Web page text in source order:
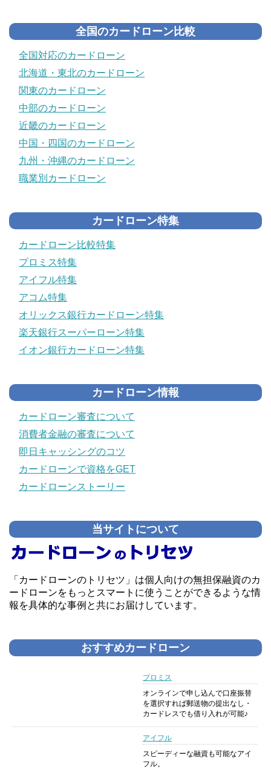
全国のカードローン比較
全国対応のカードローン
北海道・東北のカードローン
関東のカードローン
中部のカードローン
近畿のカードローン
中国・四国のカードローン
九州・沖縄のカードローン
職業別カードローン
カードローン特集
カードローン比較特集
プロミス特集
アイフル特集
アコム特集
オリックス銀行カードローン特集
楽天銀行スーパーローン特集
イオン銀行カードローン特集
カードローン情報
カードローン審査について
消費者金融の審査について
即日キャッシングのコツ
カードローンで資格をGET
カードローンストーリー
当サイトについて
「カードローンのトリセツ」は個人向けの無担保融資のカ
ードローンをもっとスマートに使うことができるような情
報を具体的な事例と共にお届けしています。
おすすめカードローン
プロミス
オンラインで申し込んで口座振替
を選択すれば郵送物の提出なし・
カードレスでも借り入れが可能♪
アイフル
スピーディーな融資も可能なアイ
フル。